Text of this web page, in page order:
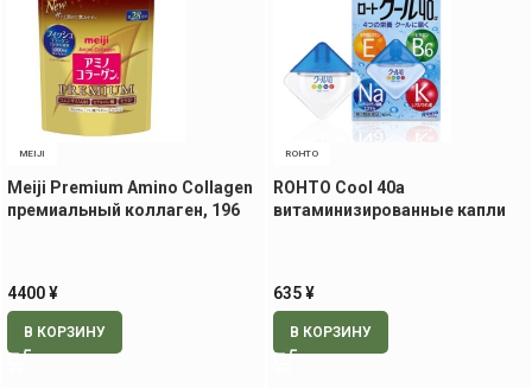
MEIJI
Meiji Premium Amino Collagen
премиальный коллаген, 196
4400¥
В КОРЗИНУ
ROHTO
ROHTO Cool 40a
витаминизированные капли
635¥
В КОРЗИНУ